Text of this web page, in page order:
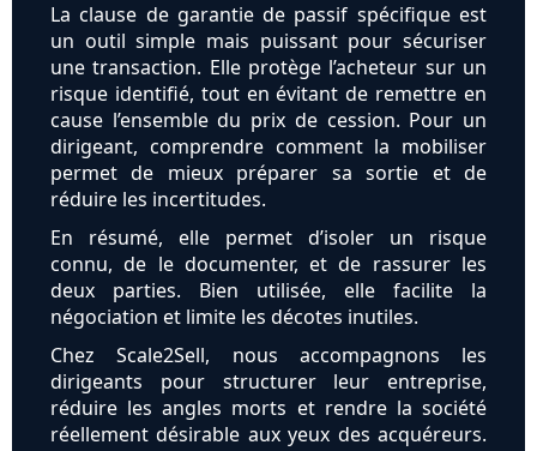
La clause de garantie de passif spécifique est
un outil simple mais puissant pour sécuriser
une transaction. Elle protège l’acheteur sur un
risque identifié, tout en évitant de remettre en
cause l’ensemble du prix de cession. Pour un
dirigeant, comprendre comment la mobiliser
permet de mieux préparer sa sortie et de
réduire les incertitudes.
En résumé, elle permet d’isoler un risque
connu, de le documenter, et de rassurer les
deux parties. Bien utilisée, elle facilite la
négociation et limite les décotes inutiles.
Chez Scale2Sell, nous accompagnons les
dirigeants pour structurer leur entreprise,
réduire les angles morts et rendre la société
réellement désirable aux yeux des acquéreurs.